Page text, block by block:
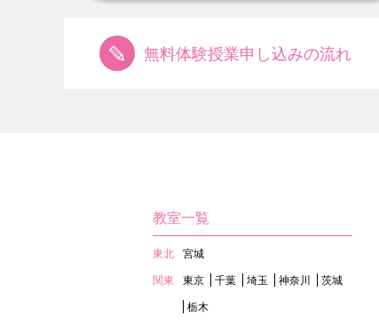
無料体験授業申し込みの流れ
教室一覧
東北
宮城
関東
東京 千葉 埼玉 神奈川
茨城
栃木